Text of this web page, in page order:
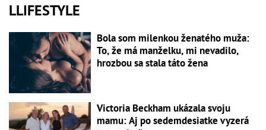
LLIFESTYLE
Bola som milenkou ženatého muža:
To, že má manželku, mi nevadilo,
hrozbou sa stala táto žena
Victoria Beckham ukázala svoju
mamu: Aj po sedemdesiatke vyzerá